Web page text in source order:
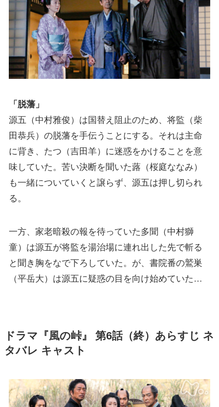
「脱藩」
源五（中村雅俊）は国替え阻止のため、将監（柴
田恭兵）の脱藩を手伝うことにする。それは主命
に背き、たつ（吉田羊）に迷惑をかけることを意
味していた。苦い決断を聞いた蕗（桜庭ななみ）
も一緒についていくと譲らず、源五は押し切られ
る。
一方、家老暗殺の報を待っていた多聞（中村獅
童）は源五が将監を湯治場に連れ出した先で斬る
と聞き胸をなで下ろしていた。が、書院番の鷲巣
（平岳大）は源五に疑惑の目を向け始めていた…
ドラマ『風の峠』 第6話（終）あらすじ ネ
タバレ キャスト